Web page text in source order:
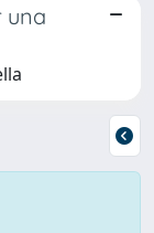
una